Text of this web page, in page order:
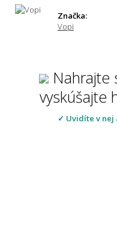
Značka:
Vopi
Nahrajte
vyskúšajte
✓ Uvidíte v nej